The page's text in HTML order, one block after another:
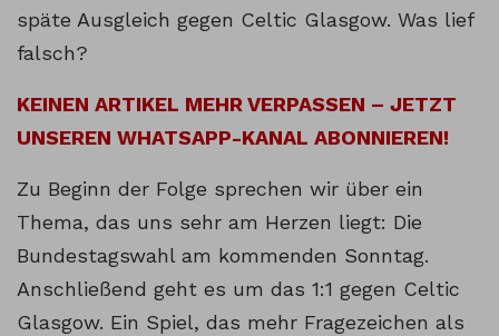
späte Ausgleich gegen Celtic Glasgow. Was lief
falsch?
KEINEN ARTIKEL MEHR VERPASSEN – JETZT
UNSEREN WHATSAPP-KANAL ABONNIEREN!
Zu Beginn der Folge sprechen wir über ein
Thema, das uns sehr am Herzen liegt: Die
Bundestagswahl am kommenden Sonntag.
Anschließend geht es um das 1:1 gegen Celtic
Glasgow. Ein Spiel, das mehr Fragezeichen als